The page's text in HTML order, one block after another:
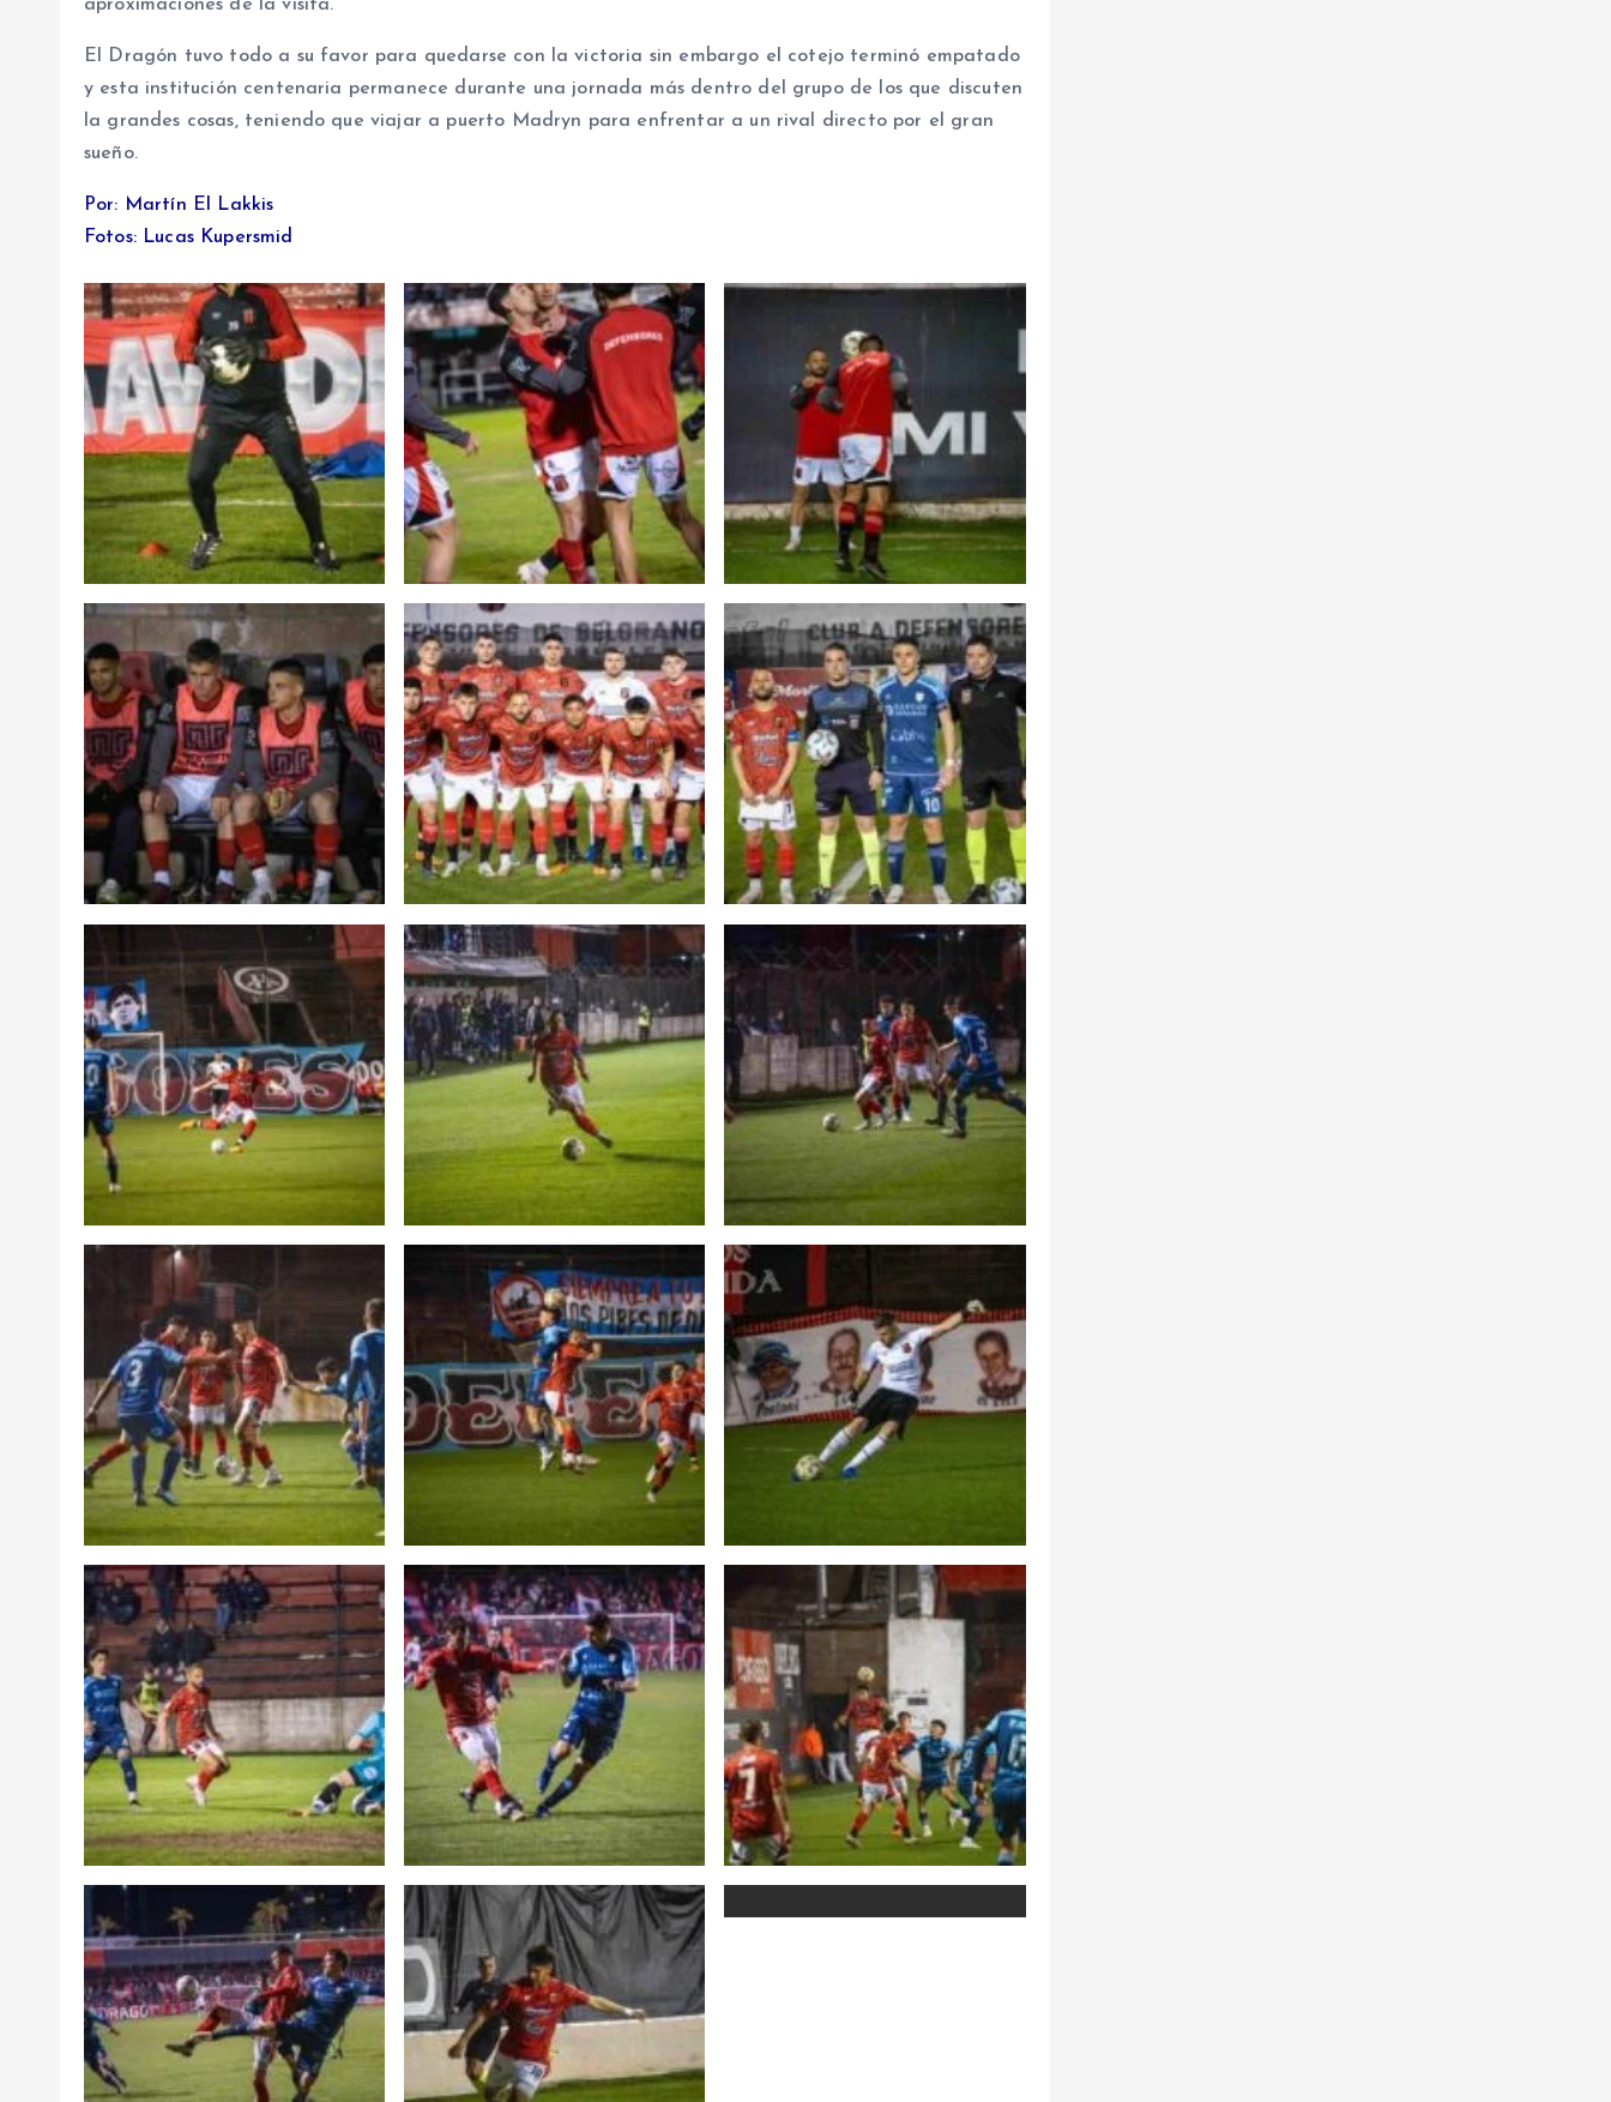
aproximaciones de la visita.
El Dragón tuvo todo a su favor para quedarse con la victoria sin embargo el cotejo terminó empatado
y esta institución centenaria permanece durante una jornada más dentro del grupo de los que discuten
la grandes cosas, teniendo que viajar a puerto Madryn para enfrentar a un rival directo por el gran
sueño.
Por: Martín El Lakkis
Fotos: Lucas Kupersmid